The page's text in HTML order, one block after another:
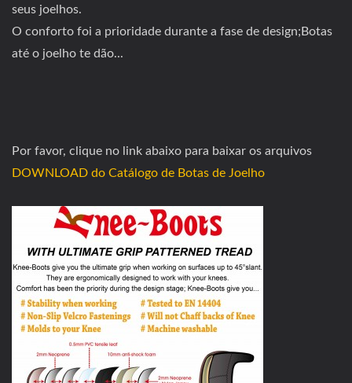
seus joelhos.
O conforto foi a prioridade durante a fase de design;Botas
até o joelho te dão...
Por favor, clique no link abaixo para baixar os arquivos
DOWNLOAD do Catálogo de Botas de Joelho